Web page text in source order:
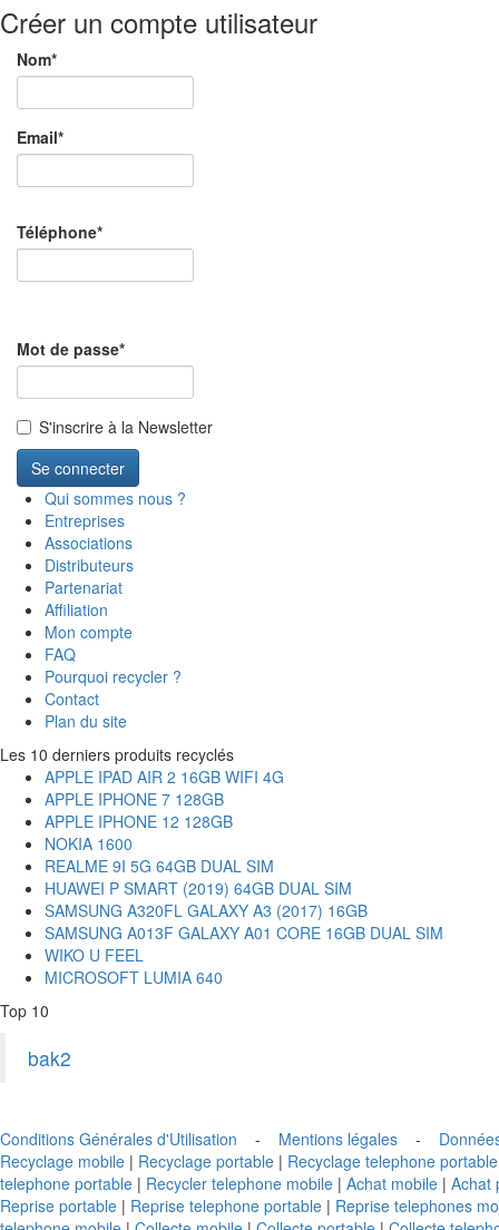
Créer un compte utilisateur
Nom*
Email*
Téléphone*
Mot de passe*
S'inscrire à la Newsletter
Se connecter
Qui sommes nous ?
Entreprises
Associations
Distributeurs
Partenariat
Affiliation
Mon compte
FAQ
Pourquoi recycler ?
Contact
Plan du site
Les 10 derniers produits recyclés
APPLE IPAD AIR 2 16GB WIFI 4G
APPLE IPHONE 7 128GB
APPLE IPHONE 12 128GB
NOKIA 1600
REALME 9I 5G 64GB DUAL SIM
HUAWEI P SMART (2019) 64GB DUAL SIM
SAMSUNG A320FL GALAXY A3 (2017) 16GB
SAMSUNG A013F GALAXY A01 CORE 16GB DUAL SIM
WIKO U FEEL
MICROSOFT LUMIA 640
Top 10
bak2
Conditions Générales d'Utilisation - Mentions légales -
Recyclage mobile | Recyclage portable | Recyclage telephone portable
telephone portable | Recycler telephone mobile | Achat mobile | Achat
Reprise portable | Reprise telephone portable | Reprise telephones